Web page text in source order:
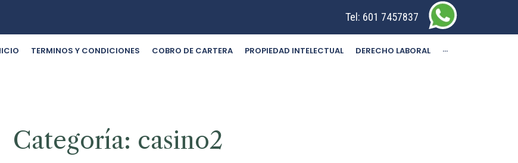
Tel: 601 7457837
TERMINOS Y CONDICIONES COBRO DE CARTERA PROPIEDAD INTELECTUAL DERECHO LABORAL ···
Categoría: casino2